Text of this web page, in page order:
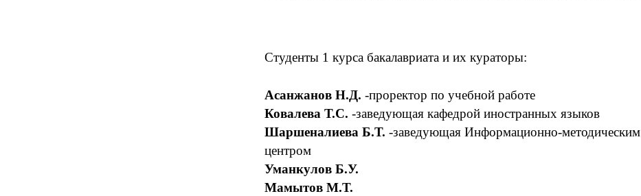
Студенты 1 курса бакалавриата и их кураторы:
Асанжанов Н.Д. -проректор по учебной работе
Ковалева Т.С. -заведующая кафедрой иностранных языков
Шаршеналиева Б.Т. -заведующая Информационно-методическим
центром
Уманкулов Б.У.
Мамытов М.Т.